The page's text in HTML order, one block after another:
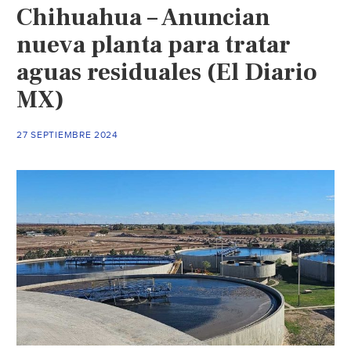
Chihuahua – Anuncian
nueva planta para tratar
aguas residuales (El Diario
MX)
27 SEPTIEMBRE 2024